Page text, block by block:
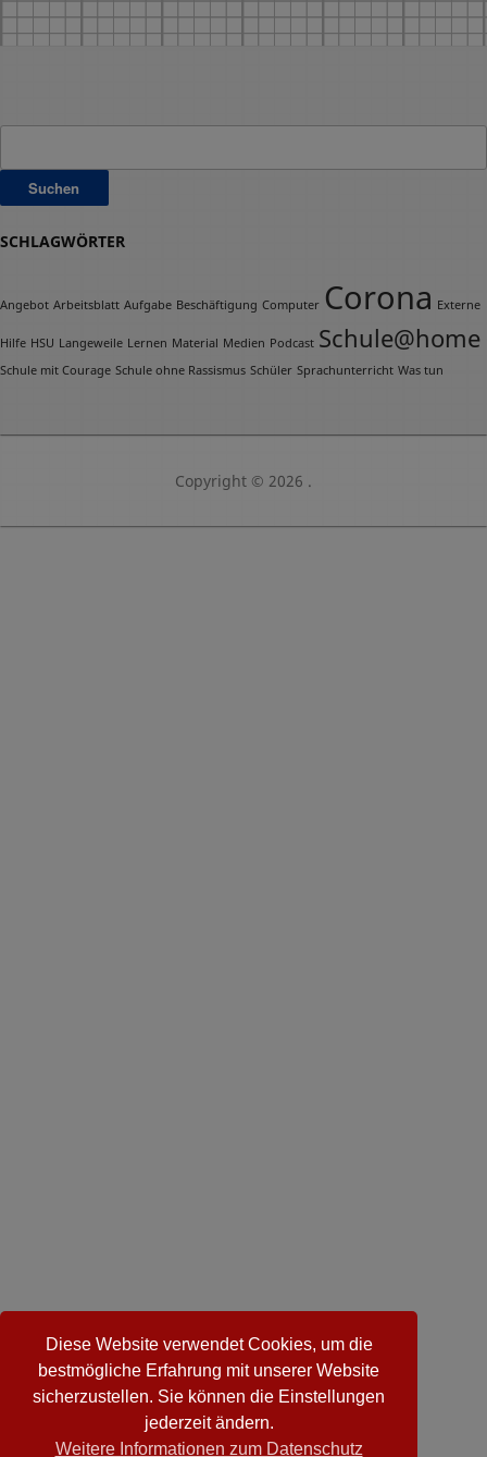
SCHLAGWÖRTER
Angebot Arbeitsblatt Aufgabe Beschäftigung Computer Corona Externe
Hilfe HSU Langeweile Lernen Material Medien Podcast Schule@home
Schule mit Courage Schule ohne Rassismus Schüler Sprachunterricht Was tun
Copyright © 2026 .
Diese Website verwendet Cookies, um die
bestmögliche Erfahrung mit unserer Website
sicherzustellen. Sie können die Einstellungen
jederzeit ändern.
Weitere Informationen zum Datenschutz